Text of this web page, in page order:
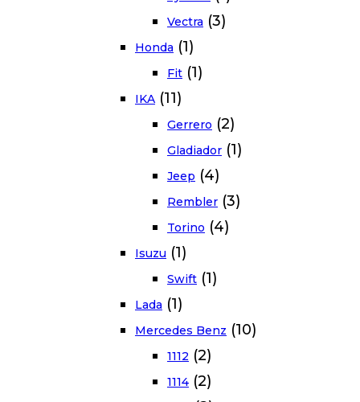
Vectra (3)
Honda (1)
Fit (1)
IKA (11)
Gerrero (2)
Gladiador (1)
Jeep (4)
Rembler (3)
Torino (4)
Isuzu (1)
Swift (1)
Lada (1)
Mercedes Benz (10)
1112 (2)
1114 (2)